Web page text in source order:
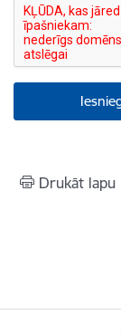
Drukāt lapu